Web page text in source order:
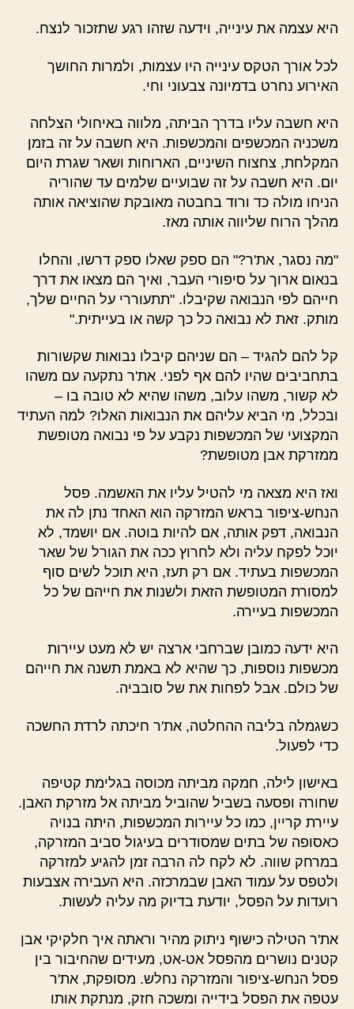
היא עצמה את עינייה, וידעה שזהו רגע שתזכור לנצח.
לכל אורך הטקס עינייה היו עצמות, ולמרות החושך
האירוע נחרט בדמיונה צבעוני וחי.
היא חשבה עליו בדרך הביתה, מלווה באיחולי הצלחה
משכניה המכשפים והמכשפות. היא חשבה על זה בזמן
המקלחת, צחצוח השיניים, הארוחות ושאר שגרת היום
יום. היא חשבה על זה שבועיים שלמים עד שהוריה
הניחו מולה כד ורוד בחבטה מאובקת שהוציאה אותה
מהלך הרוח שליווה אותה מאז.
"מה נסגר, את'ר?" הם ספק שאלו ספק דרשו, והחלו
בנאום ארוך על סיפורי העבר, ואיך הם מצאו את דרך
חייהם לפי הנבואה שקיבלו. "תתעוררי על החיים שלך,
מותק. זאת לא נבואה כל כך קשה או בעייתית."
קל להם להגיד – הם שניהם קיבלו נבואות שקשורות
בתחביבים שהיו להם אף לפני. את'ר נתקעה עם משהו
לא קשור, משהו עלוב, משהו שהיא לא טובה בו –
ובכלל, מי הביא עליהם את הנבואות האלו? למה העתיד
המקצועי של המכשפות נקבע על פי נבואה מטופשת
ממזרקת אבן מטופשת?
ואז היא מצאה מי להטיל עליו את האשמה. פסל
הנחש-ציפור בראש המזרקה הוא האחד נתן לה את
הנבואה, דפק אותה, אם להיות בוטה. אם יושמד, לא
יוכל לפקח עליה ולא לחרוץ ככה את הגורל של שאר
המכשפות בעתיד. אם רק תעז, היא תוכל לשים סוף
למסורת המטופשת הזאת ולשנות את חייהם של כל
המכשפות בעיירה.
היא ידעה כמובן שברחבי ארצה יש לא מעט עיירות
מכשפות נוספות, כך שהיא לא באמת תשנה את חייהם
של כולם. אבל לפחות את של סובביה.
כשגמלה בליבה ההחלטה, את'ר חיכתה לרדת החשכה
כדי לפעול.
באישון לילה, חמקה מביתה מכוסה בגלימת קטיפה
שחורה ופסעה בשביל שהוביל מביתה אל מזרקת האבן.
עיירת קריין, כמו כל עיירות המכשפות, היתה בנויה
כאסופה של בתים שמסודרים בעיגול סביב המזרקה,
במרחק שווה. לא לקח לה הרבה זמן להגיע למזרקה
ולטפס על עמוד האבן שבמרכזה. היא העבירה אצבעות
רועדות על הפסל, יודעת בדיוק מה עליה לעשות.
את'ר הטילה כישוף ניתוק מהיר וראתה איך חלקיקי אבן
קטנים נושרים מהפסל אט-אט, מעידים שהחיבור בין
פסל הנחש-ציפור והמזרקה נחלש. מסופקת, את'ר
עטפה את הפסל בידייה ומשכה חזק, מנתקת אותו